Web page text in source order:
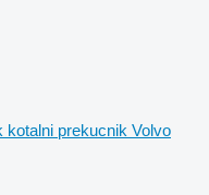
kotalni prekucnik Volvo